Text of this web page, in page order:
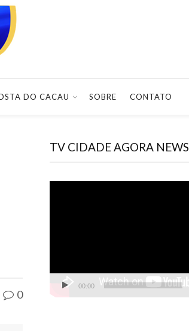
DO CACAU SOBRE CONTATO
0
TV CIDADE AGORA NEWS
00:00